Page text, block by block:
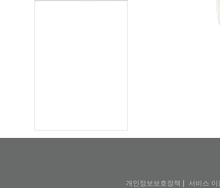
개인정보보호정책 | 서비스